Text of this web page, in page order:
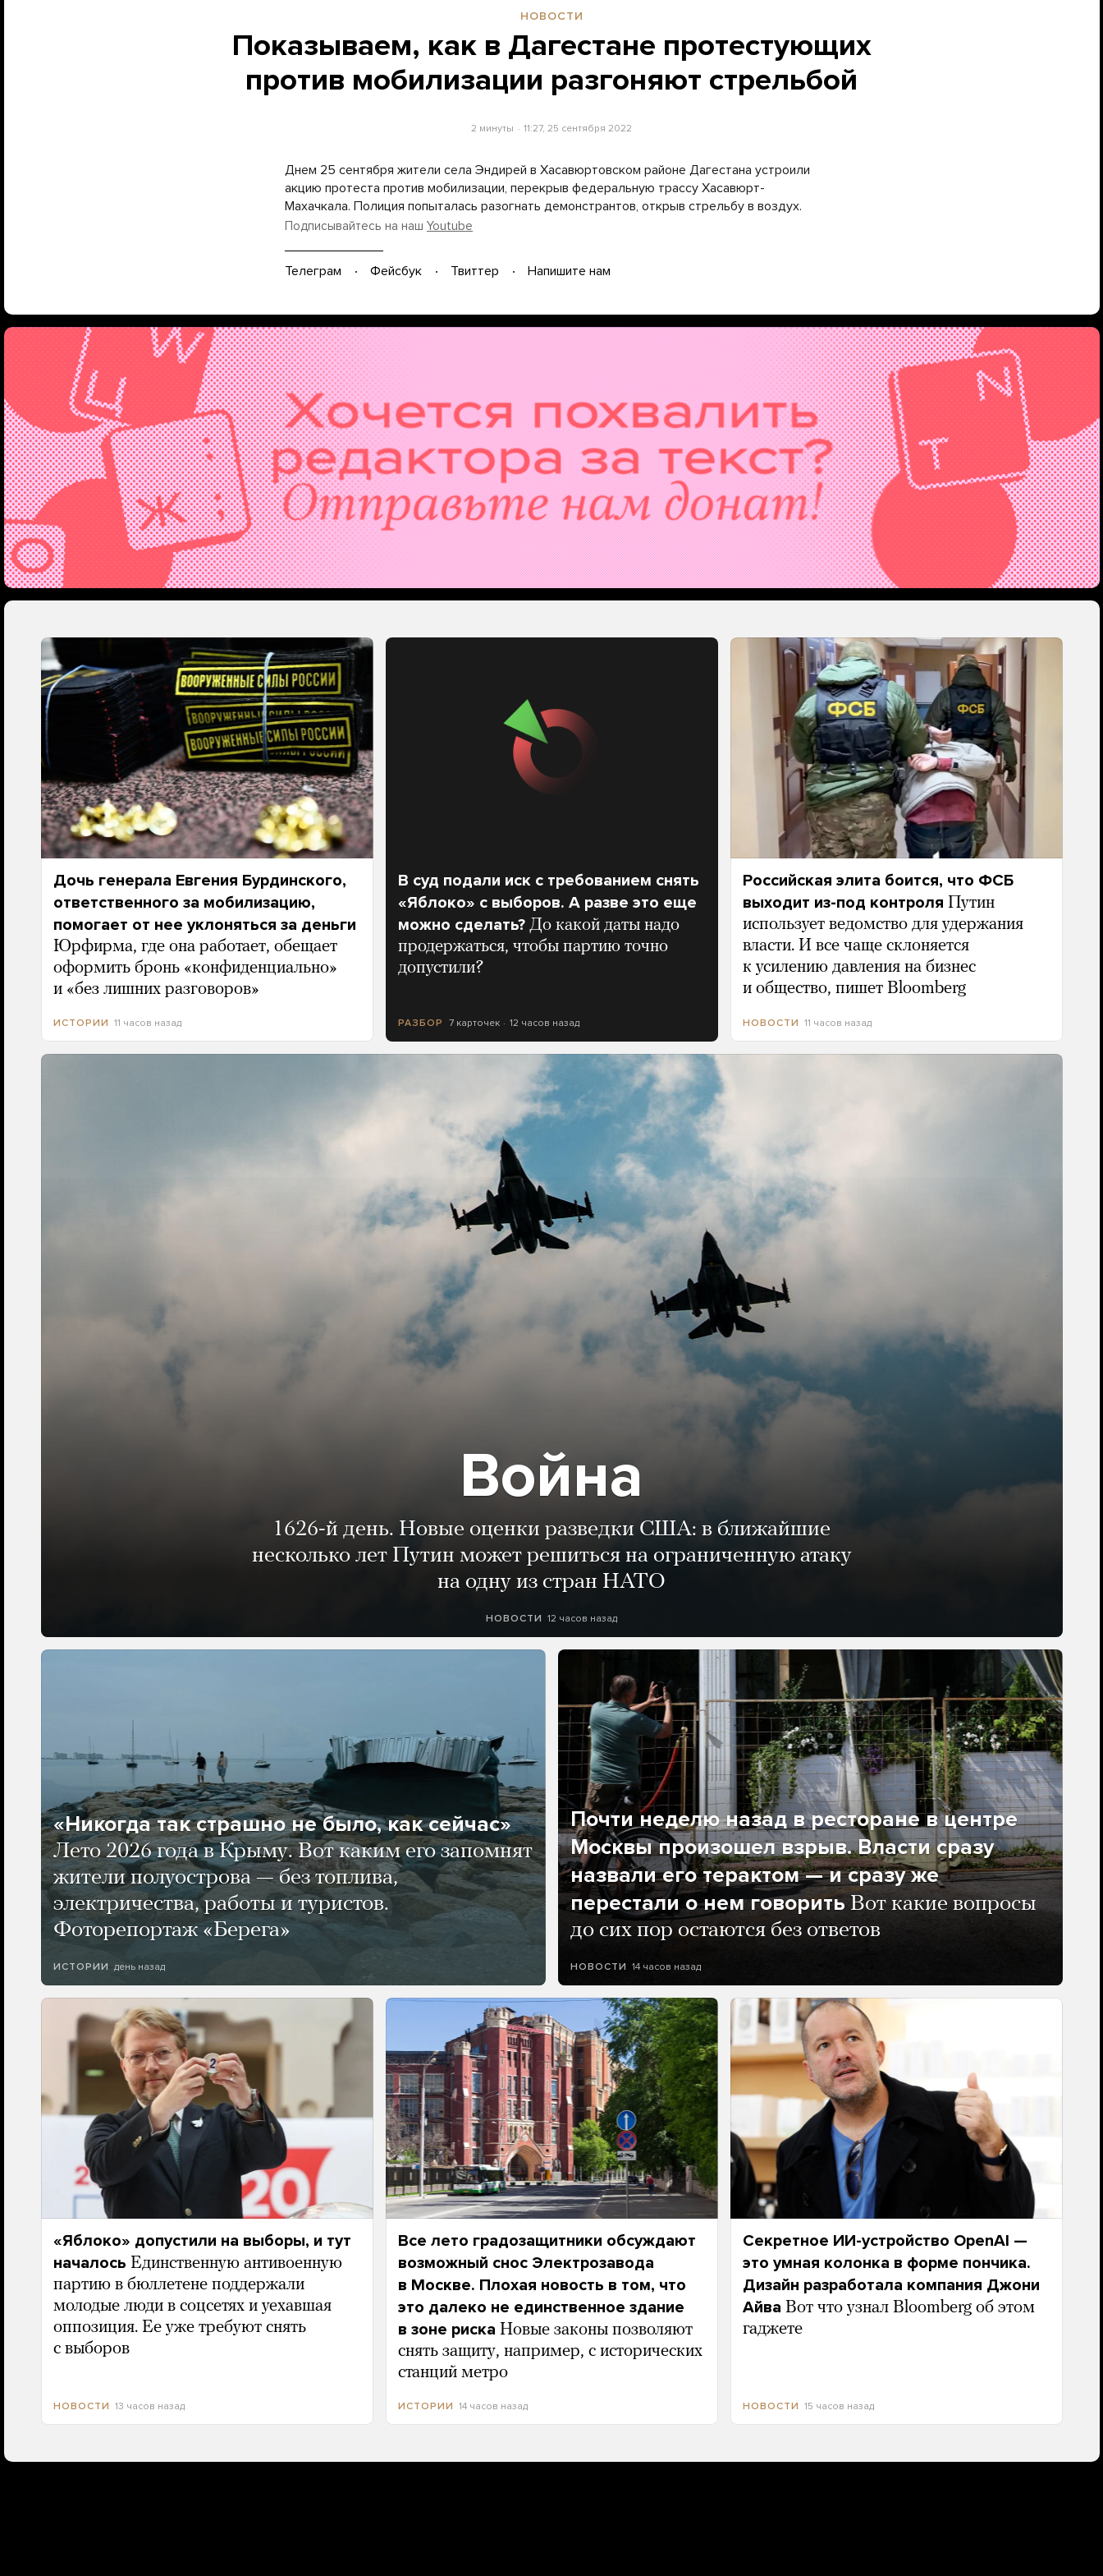
НОВОСТИ
Показываем, как в Дагестане протестующих
против мобилизации разгоняют стрельбой
2 минуты 11:27, 25 сентября 2022
Днем 25 сентября жители села Эндирей в Хасавюртовском районе Дагестана устроили
акцию протеста против мобилизации, перекрыв федеральную трассу Хасавюрт-
Махачкала. Полиция попыталась разогнать демонстрантов, открыв стрельбу в воздух.
Подписывайтесь на наш Youtube
Телеграм Фейсбук Твиттер Напишите нам
Дочь генерала Евгения Бурдинского,
ответственного за мобилизацию,
помогает от нее уклоняться за деньги
Юрфирма, где она работает, обещает
оформить бронь «конфиденциально»
и «без лишних разговоров»
ИСТОРИИ 11 часов назад
В суд подали иск с требованием снять
«Яблоко» с выборов. А разве это еще
можно сделать? До какой даты надо
продержаться, чтобы партию точно
допустили?
РАЗБОР 7 карточек 12 часов назад
Российская элита боится, что ФСБ
выходит из-под контроля Путин
использует ведомство для удержания
власти. И все чаще склоняется
к усилению давления на бизнес
и общество, пишет Bloomberg
НОВОСТИ 11 часов назад
Война
1626-й день. Новые оценки разведки США: в ближайшие
несколько лет Путин может решиться на ограниченную атаку
на одну из стран НАТО
НОВОСТИ 12 часов назад
«Никогда так страшно не было, как сейчас»
Лето 2026 года в Крыму. Вот каким его запомнят
жители полуострова — без топлива,
электричества, работы и туристов.
Фоторепортаж «Берега»
ИСТОРИИ день назад
Почти неделю назад в ресторане в центре
Москвы произошел взрыв. Власти сразу
назвали его терактом — и сразу же
перестали о нем говорить Вот какие вопросы
до сих пор остаются без ответов
НОВОСТИ 14 часов назад
«Яблоко» допустили на выборы, и тут
началось Единственную антивоенную
партию в бюллетене поддержали
молодые люди в соцсетях и уехавшая
оппозиция. Ее уже требуют снять
с выборов
НОВОСТИ 13 часов назад
Все лето градозащитники обсуждают
возможный снос Электрозавода
в Москве. Плохая новость в том, что
это далеко не единственное здание
в зоне риска Новые законы позволяют
снять защиту, например, с исторических
станций метро
ИСТОРИИ 14 часов назад
Секретное ИИ-устройство OpenAI —
это умная колонка в форме пончика.
Дизайн разработала компания Джони
Айва Вот что узнал Bloomberg об этом
гаджете
НОВОСТИ 15 часов назад